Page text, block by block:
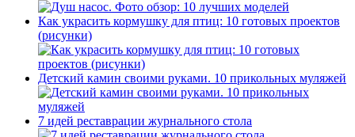
Как украсить кормушку для птиц: 10 готовых проектов
(рисунки)
Детский камин своими руками. 10 прикольных муляжей
7 идей реставрации журнального стола